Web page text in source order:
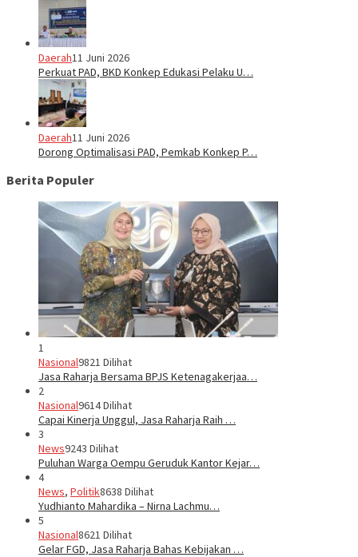
Daerah11 Juni 2026
Perkuat PAD, BKD Konkep Edukasi Pelaku U…
Daerah11 Juni 2026
Dorong Optimalisasi PAD, Pemkab Konkep P…
Berita Populer
1
Nasional9821 Dilihat
Jasa Raharja Bersama BPJS Ketenagakerjaa…
2
Nasional9614 Dilihat
Capai Kinerja Unggul, Jasa Raharja Raih …
3
News9243 Dilihat
Puluhan Warga Oempu Geruduk Kantor Kejar…
4
News, Politik8638 Dilihat
Yudhianto Mahardika – Nirna Lachmu…
5
Nasional8621 Dilihat
Gelar FGD, Jasa Raharja Bahas Kebijakan …